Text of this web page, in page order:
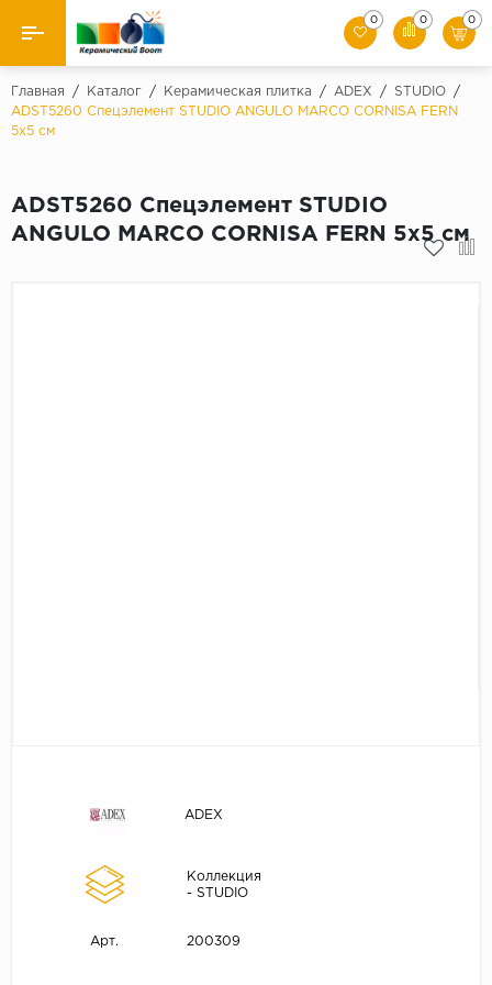
Назад
Производители
Керамогранит
0 0 0
Главная / Каталог / Керамическая плитка / ADEX / STUDIO
/
ADST5260 Спецэлемент STUDIO ANGULO MARCO CORNISA FERN
5x5 см
ADST5260 Спецэлемент STUDIO
ANGULO MARCO CORNISA FERN 5x5 см
ADEX
Коллекция
- STUDIO
Арт. 200309